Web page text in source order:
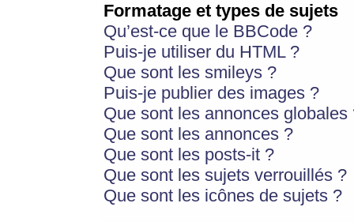
Formatage et types de sujets
Qu’est-ce que le BBCode ?
Puis-je utiliser du HTML ?
Que sont les smileys ?
Puis-je publier des images ?
Que sont les annonces globales
Que sont les annonces ?
Que sont les posts-it ?
Que sont les sujets verrouillés ?
Que sont les icônes de sujets ?